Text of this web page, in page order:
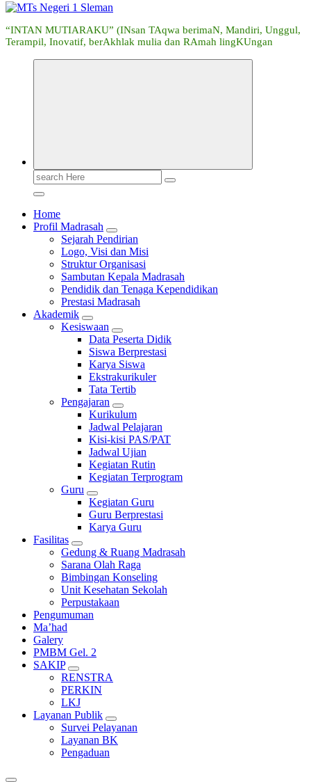
“INTAN MUTIARAKU” (INsan TAqwa berimaN, Mandiri, Unggul,
Terampil, Inovatif, berAkhlak mulia dan RAmah lingKUngan
Search
for:
Home
Profil Madrasah
Sejarah Pendirian
Logo, Visi dan Misi
Struktur Organisasi
Sambutan Kepala Madrasah
Pendidik dan Tenaga Kependidikan
Prestasi Madrasah
Akademik
Kesiswaan
Data Peserta Didik
Siswa Berprestasi
Karya Siswa
Ekstrakurikuler
Tata Tertib
Pengajaran
Kurikulum
Jadwal Pelajaran
Kisi-kisi PAS/PAT
Jadwal Ujian
Kegiatan Rutin
Kegiatan Terprogram
Guru
Kegiatan Guru
Guru Berprestasi
Karya Guru
Fasilitas
Gedung & Ruang Madrasah
Sarana Olah Raga
Bimbingan Konseling
Unit Kesehatan Sekolah
Perpustakaan
Pengumuman
Ma’had
Galery
PMBM Gel. 2
SAKIP
RENSTRA
PERKIN
LKJ
Layanan Publik
Survei Pelayanan
Layanan BK
Pengaduan